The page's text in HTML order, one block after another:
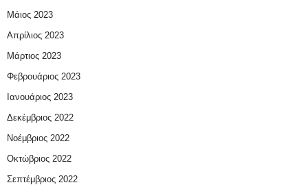
Μάιος 2023
Απρίλιος 2023
Μάρτιος 2023
Φεβρουάριος 2023
Ιανουάριος 2023
Δεκέμβριος 2022
Νοέμβριος 2022
Οκτώβριος 2022
Σεπτέμβριος 2022